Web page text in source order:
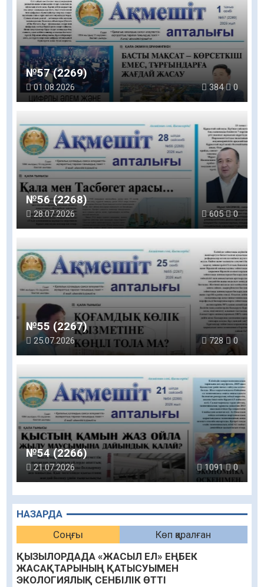
НАЗАРДА
Соңғы
Көп қаралған
ҚЫЗЫЛОРДАДА «ЖАСЫЛ ЕЛ» ЕҢБЕК
ЖАСАҚТАРЫНЫҢ ҚАТЫСУЫМЕН
ЭКОЛОГИЯЛЫҚ СЕНБІЛІК ӨТТІ
№57 (2269)
01.08.2026 384 0
№56 (2268)
28.07.2026 605 0
№55 (2267)
25.07.2026 728 0
№54 (2266)
21.07.2026 1091 0